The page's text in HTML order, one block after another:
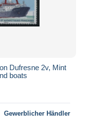
Dufresne 2v, Mint
boats
Gewerblicher Händler